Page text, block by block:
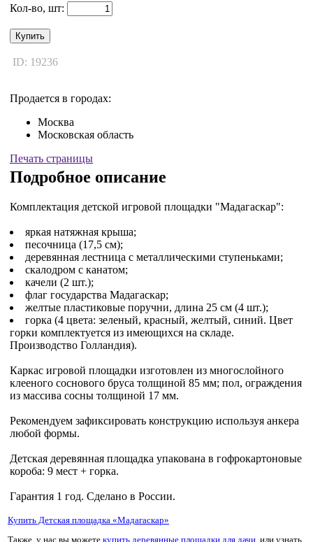
Кол-во, шт:
Купить
ID: 19236
Продается в городах:
Москва
Московская область
Печать страницы
Подробное описание
Комплектация детской игровой площадки "Мадагаскар":
яркая натяжная крыша;
песочница (17,5 см);
деревянная лестница с металлическими ступеньками;
скалодром с канатом;
качели (2 шт.);
флаг государства Мадагаскар;
желтые пластиковые поручни, длина 25 см (4 шт.);
горка (4 цвета: зеленый, красный, желтый, синий. Цвет
горки комплектуется из имеющихся на складе.
Производство Голландия).
Каркас игровой площадки изготовлен из многослойного
клееного соснового бруса толщиной 85 мм; пол, ограждения
из массива сосны толщиной 17 мм.
Рекомендуем зафиксировать конструкцию используя анкера
любой формы.
Детская деревянная площадка упакована в гофрокартоновые
короба: 9 мест + горка.
Гарантия 1 год. Сделано в России.
Купить Детская площадка «Мадагаскар»
Также, у нас вы можете купить деревянные площадки для дачи, или узнать